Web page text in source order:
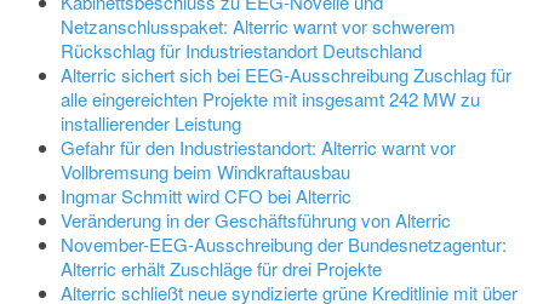
Netzanschlusspaket: Alterric warnt vor schwerem
Rückschlag für Industriestandort Deutschland
Alterric sichert sich bei EEG-Ausschreibung Zuschlag für
alle eingereichten Projekte mit insgesamt 242 MW zu
installierender Leistung
Gefahr für den Industriestandort: Alterric warnt vor
Vollbremsung beim Windkraftausbau
Ingmar Schmitt wird CFO bei Alterric
Veränderung in der Geschäftsführung von Alterric
November-EEG-Ausschreibung der Bundesnetzagentur:
Alterric erhält Zuschläge für drei Projekte
Alterric schließt neue syndizierte grüne Kreditlinie mit über